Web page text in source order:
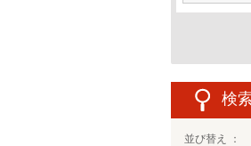
検
並び替え ：